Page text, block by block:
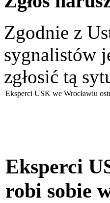
Zgodnie z
sygnalistów
zgłosić tą
Eksperci USK we Wrocławiu
Eksperci
robi sobie